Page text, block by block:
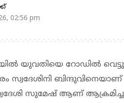
02:56 pm
യുവതിയെ റോഡിൽ
സ്വദേശിനി ബിന്ദുവിനെയാണ്
സുമേഷ് ആണ്